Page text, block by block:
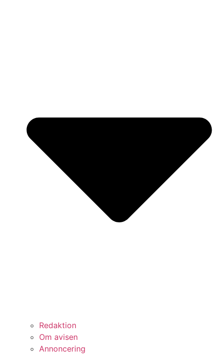
Redaktion
Om avisen
Annoncering